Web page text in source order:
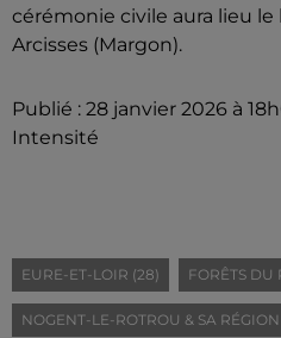
cérémonie civile aura lieu le
Arcisses (Margon).
Publié : 28 janvier 2026 à
Intensité
EURE-ET-LOIR (28) FORÊTS DU
NOGENT-LE-ROTROU & SA RÉGION